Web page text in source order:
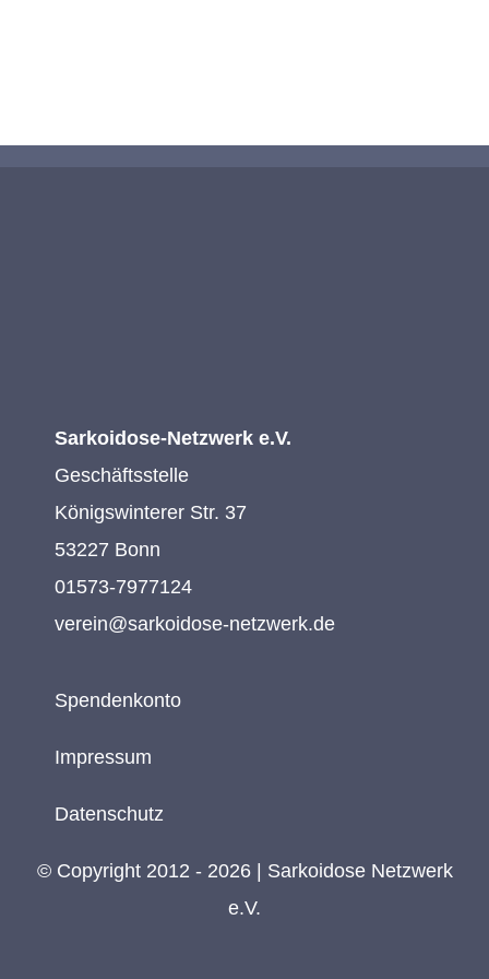
Sarkoidose-Netzwerk e.V.
Geschäftsstelle
Königswinterer Str. 37
53227 Bonn
01573-7977124
verein@sarkoidose-netzwerk.de
Spendenkonto
Impressum
Datenschutz
© Copyright 2012 - 2026 | Sarkoidose Netzwerk
e.V.